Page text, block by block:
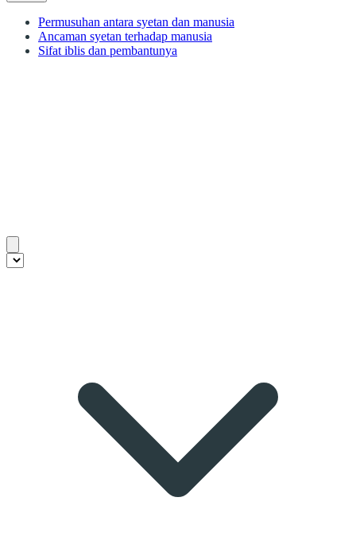
Permusuhan antara syetan dan manusia
Ancaman syetan terhadap manusia
Sifat iblis dan pembantunya